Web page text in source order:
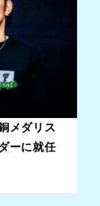
メダリス
ーに就任